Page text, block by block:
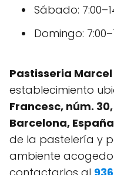
Sábado:
Domingo:
Pastisseria Marcel
establecimiento
Francesc, núm.
Barcelona, España
de la pastelería y
ambiente